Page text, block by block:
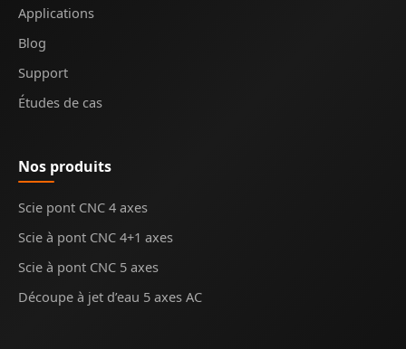
Applications
Blog
Support
Études de cas
Nos produits
Scie pont CNC 4 axes
Scie à pont CNC 4+1 axes
Scie à pont CNC 5 axes
Découpe à jet d’eau 5 axes AC